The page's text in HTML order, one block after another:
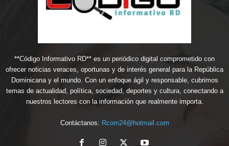
**Código Informativo RD** es un periódico digital comprometido con
ofrecer noticias veraces, oportunas y de interés general para la República
Dominicana y el mundo. Con un enfoque ágil y responsable, cubrimos
temas de actualidad, política, sociedad, deportes y cultura, conectando a
nuestros lectores con la información que realmente importa.
Contáctanos: Rcom24@hotmail.com